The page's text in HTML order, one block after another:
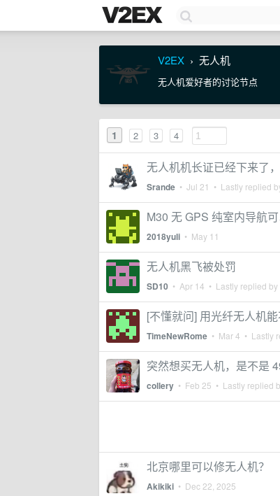
V2EX › 无人机
无人机爱好者的讨论节点
1 2 3 4
无人机机长证已经下来了
Srande • Jul 21 • Lastly replied
M30 无 GPS 纯室内导航可
2018yuli • May 11
无人机黑飞被处罚
SD10 • Apr 14 • Lastly replied by
[不懂就问] 用光纤无人机
TimeNewRome • Mar 4 • Lastly
突然想买无人机，是不是
collery • Feb 25 • Lastly replied
北京哪里可以修无人机？
Akikiki • Dec 22, 2025